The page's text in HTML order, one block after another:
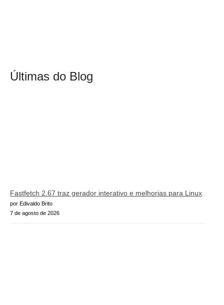
Últimas do Blog
Fastfetch 2.67 traz gerador interativo e melhorias para Linux
por Edivaldo Brito
7 de agosto de 2026